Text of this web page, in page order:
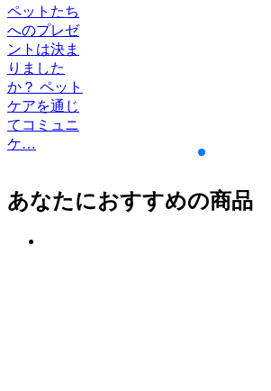
ペットたち
へのプレゼ
ントは決ま
りました
か？ ペット
ケアを通じ
てコミュニ
ケ…
あなたにおすすめの商品